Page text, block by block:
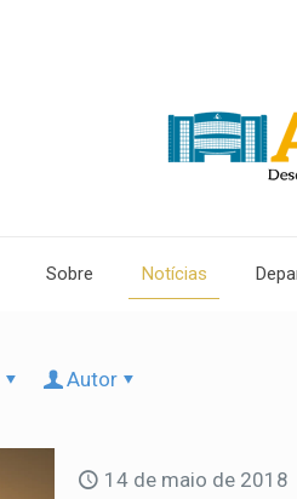
Sobre Notícias
Autor
14 de maio de 2018